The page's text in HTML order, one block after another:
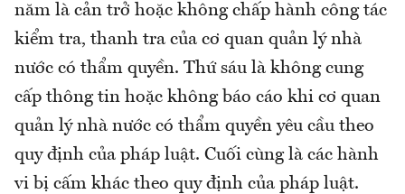
năm là cản trở hoặc không chấp hành công tác
kiểm tra, thanh tra của cơ quan quản lý nhà
nước có thẩm quyền. Thứ sáu là không cung
cấp thông tin hoặc không báo cáo khi cơ quan
quản lý nhà nước có thẩm quyền yêu cầu theo
quy định của pháp luật. Cuối cùng là các hành
vi bị cấm khác theo quy định của pháp luật.